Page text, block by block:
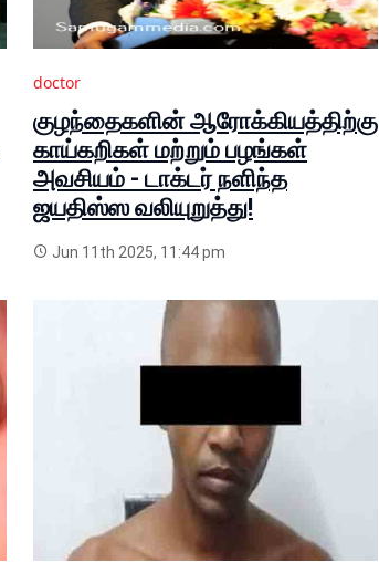
doctor
குழந்தைகளின் ஆரோக்கியத்திற்கு
காய்கறிகள் மற்றும் பழங்கள்
அவசியம் - டாக்டர் நளிந்த
ஜயதிஸ்ஸ வலியுறுத்து!
Jun 11th 2025, 11:44 pm